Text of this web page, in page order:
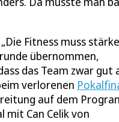
Fitness muss
übernommen,
das Team zwar gut
verlorenen
auf dem
mit Can Celik von